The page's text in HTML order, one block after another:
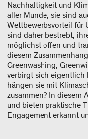
Nachhaltigkeit und
aller Munde, sie sind
Wettbewerbsvorteil für
sind daher bestrebt,
möglichst offen und
diesem
Greenwashing,
verbirgt sich eigentlich
hängen sie mit
zusammen? In diesem
und bieten praktische
Engagement erkannt